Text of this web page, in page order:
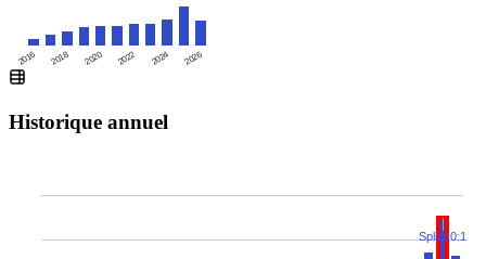
2016 2018 2020 2022 2024 2026
Historique annuel
Split 10:1